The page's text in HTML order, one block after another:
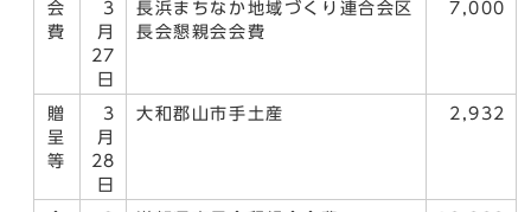
会
費
3
月
27
日
長浜まちなか地域づくり連合会区
長会懇親会会費
7,000
贈
呈
等
3
月
28
日
大和郡山市手土産 2,932